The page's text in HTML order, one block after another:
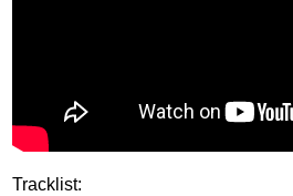
Tracklist: